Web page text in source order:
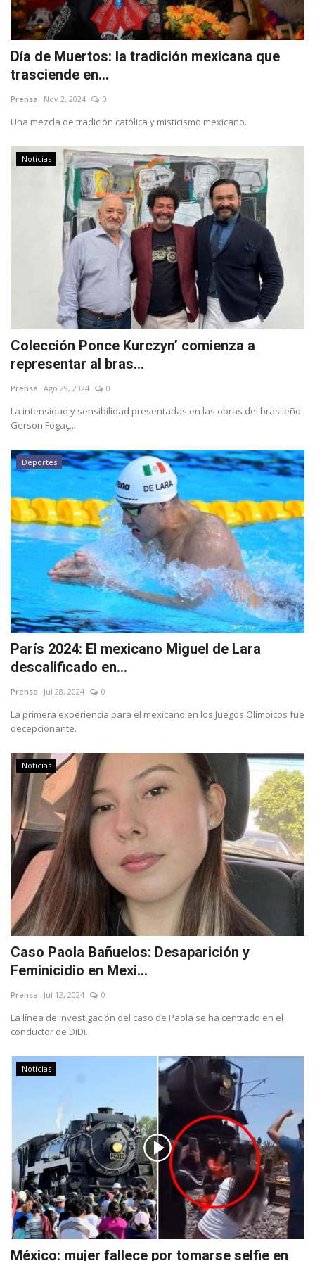
Día de Muertos: la tradición mexicana que
trasciende en...
Prensa Nov 2, 2024 0
Una mezcla de tradición católica y misticismo mexicano.
Noticias
Colección Ponce Kurczyn’ comienza a
representar al bras...
Prensa Ago 29, 2024 0
La intensidad y sensibilidad presentadas en las obras del brasileño
Gerson Fogaç...
Deportes
París 2024: El mexicano Miguel de Lara
descalificado en...
Prensa Jul 28, 2024 0
La primera experiencia para el mexicano en los Juegos Olímpicos fue
decepcionante.
Noticias
Caso Paola Bañuelos: Desaparición y
Feminicidio en Mexi...
Prensa Jul 12, 2024 0
La línea de investigación del caso de Paola se ha centrado en el
conductor de DiDi.
Noticias
México: mujer fallece por tomarse selfie en